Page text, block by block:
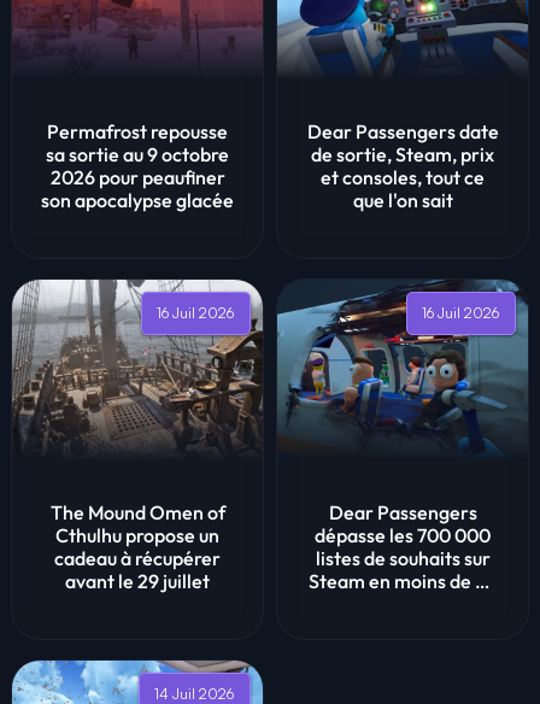
Permafrost repousse
sa sortie au 9 octobre
2026 pour peaufiner
son apocalypse glacée
Dear Passengers date
de sortie, Steam, prix
et consoles, tout ce
que l'on sait
16 Juil 2026
The Mound Omen of
Cthulhu propose un
cadeau à récupérer
avant le 29 juillet
16 Juil 2026
Dear Passengers
dépasse les 700 000
listes de souhaits sur
Steam en moins de 36
14 Juil 2026